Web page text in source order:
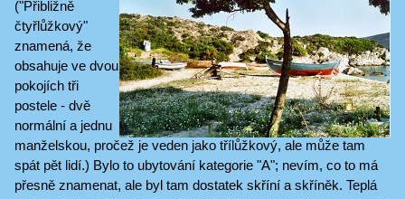
("Přibližně
čtyřlůžkový"
znamená, že
obsahuje ve dvou
pokojích tři
postele - dvě
normální a jednu
manželskou, pročež je veden jako třílůžkový, ale může tam
spát pět lidí.) Bylo to ubytování kategorie "A"; nevím, co to má
přesně znamenat, ale byl tam dostatek skříní a skříněk. Teplá